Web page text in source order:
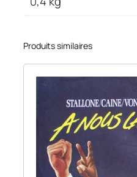
Produits similaires